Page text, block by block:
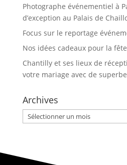
Photographe événementiel à
d’exception au Palais de
Focus sur le reportage
Nos idées cadeaux pour la
Chantilly et ses lieux de
votre mariage avec de
Archives
Archives